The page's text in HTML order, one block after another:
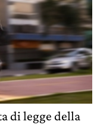
di legge della